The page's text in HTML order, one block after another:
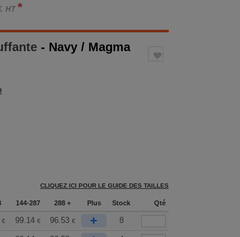
HT *
- Navy / Magma
CLIQUEZ ICI POUR LE GUIDE DES TAILLES
144-287 288 + Plus Stock Qté
€ 99.14 € 96.53 € + 8